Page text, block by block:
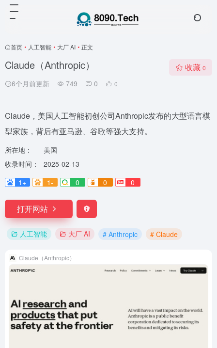
首页 • 人工智能 • 大厂 AI • 正文
Claude（Anthropic）
6个月前更新 749 0 0
收藏 0
Claude，美国人工智能初创公司Anthropic发布的大型语言模
型家族，背后有亚马逊、谷歌等强大支持。
所在地：
美国
收录时间：
2025-02-13
1+
1- 0 0 0
打开网站
人工智能 大厂 AI # Anthropic # Claude
Claude（Anthropic）